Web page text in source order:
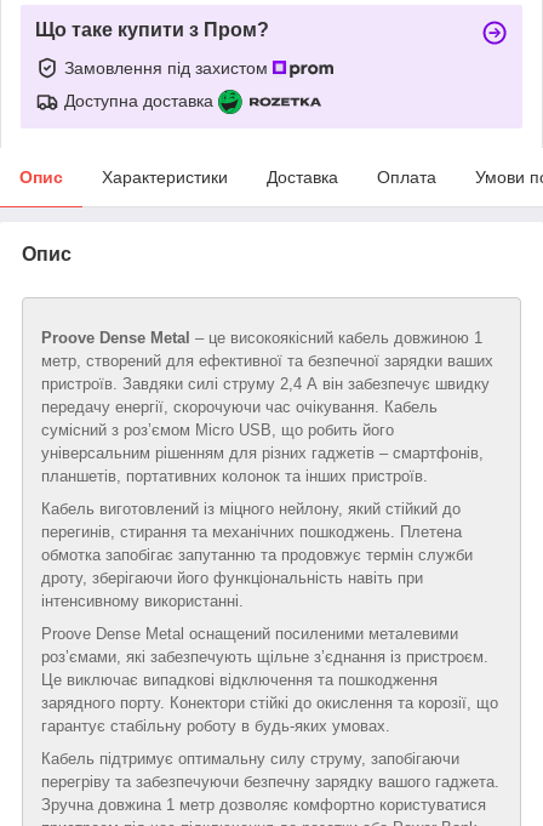
Що таке купити з Пром?
Замовлення під захистом
Доступна доставка
Опис Характеристики Доставка Оплата Умови
Опис
Proove Dense Metal – це високоякісний кабель довжиною 1
метр, створений для ефективної та безпечної зарядки ваших
пристроїв. Завдяки силі струму 2,4 А він забезпечує швидку
передачу енергії, скорочуючи час очікування. Кабель
сумісний з роз’ємом Micro USB, що робить його
універсальним рішенням для різних гаджетів – смартфонів,
планшетів, портативних колонок та інших пристроїв.
Кабель виготовлений із міцного нейлону, який стійкий до
перегинів, стирання та механічних пошкоджень. Плетена
обмотка запобігає запутанню та продовжує термін служби
дроту, зберігаючи його функціональність навіть при
інтенсивному використанні.
Proove Dense Metal оснащений посиленими металевими
роз’ємами, які забезпечують щільне з’єднання із пристроєм.
Це виключає випадкові відключення та пошкодження
зарядного порту. Конектори стійкі до окислення та корозії, що
гарантує стабільну роботу в будь-яких умовах.
Кабель підтримує оптимальну силу струму, запобігаючи
перегріву та забезпечуючи безпечну зарядку вашого гаджета.
Зручна довжина 1 метр дозволяє комфортно користуватися